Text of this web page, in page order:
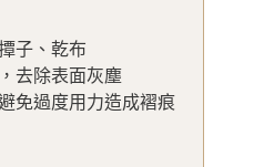
子、乾布
去除表面灰塵
免過度用力造成褶痕